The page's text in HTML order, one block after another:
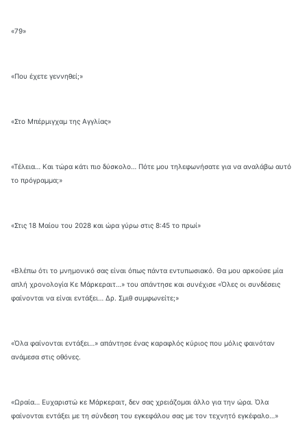
«79»
«Που έχετε γεννηθεί;»
«Στο Μπέρμιγχαμ της Αγγλίας»
«Τέλεια… Και τώρα κάτι πιο δύσκολο… Πότε μου τηλεφωνήσατε για να αναλάβω αυτό
το πρόγραμμα;»
«Στις 18 Μαίου του 2028 και ώρα γύρω στις 8:45 το πρωί»
«Βλέπω ότι το μνημονικό σας είναι όπως πάντα εντυπωσιακό. Θα μου αρκούσε μία
απλή χρονολογία Κε Μάρκεραιτ…» του απάντησε και συνέχισε «Όλες οι συνδέσεις
φαίνονται να είναι εντάξει… Δρ. Σμιθ συμφωνείτε;»
«Όλα φαίνονται εντάξει…» απάντησε ένας καραφλός κύριος που μόλις φαινόταν
ανάμεσα στις οθόνες.
«Ωραία… Ευχαριστώ κε Μάρκεραιτ, δεν σας χρειάζομαι άλλο για την ώρα. Όλα
φαίνονται εντάξει με τη σύνδεση του εγκεφάλου σας με τον τεχνητό εγκέφαλο…»